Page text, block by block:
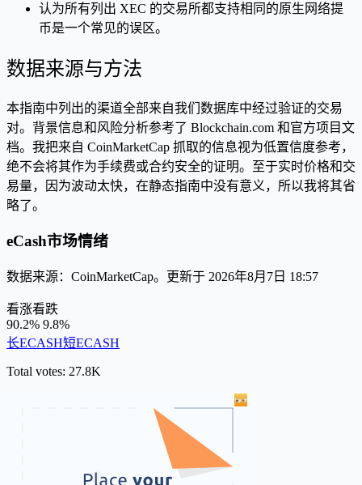
认为所有列出 XEC 的交易所都支持相同的原生网络提
币是一个常见的误区。
数据来源与方法
本指南中列出的渠道全部来自我们数据库中经过验证的交易
对。背景信息和风险分析参考了 Blockchain.com 和官方项目文
档。我把来自 CoinMarketCap 抓取的信息视为低置信度参考，
绝不会将其作为手续费或合约安全的证明。至于实时价格和交
易量，因为波动太快，在静态指南中没有意义，所以我将其省
略了。
eCash市场情绪
数据来源：CoinMarketCap。更新于 2026年8月7日 18:57
看涨看跌
90.2% 9.8%
长ECASH短ECASH
Total votes: 27.8K